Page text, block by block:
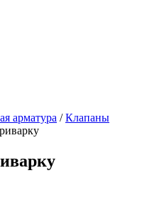
арматура /Клапаны